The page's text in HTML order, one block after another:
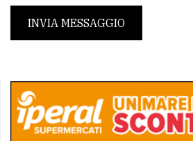
INVIA MESSAGGIO